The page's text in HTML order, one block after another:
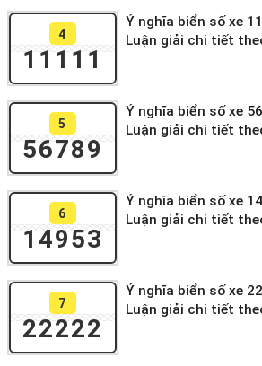
4
11111
Ý nghĩa biển số xe
Luận giải chi tiết
5
56789
Ý nghĩa biển số xe
Luận giải chi tiết
6
14953
Ý nghĩa biển số xe
Luận giải chi tiết
7
22222
Ý nghĩa biển số xe
Luận giải chi tiết